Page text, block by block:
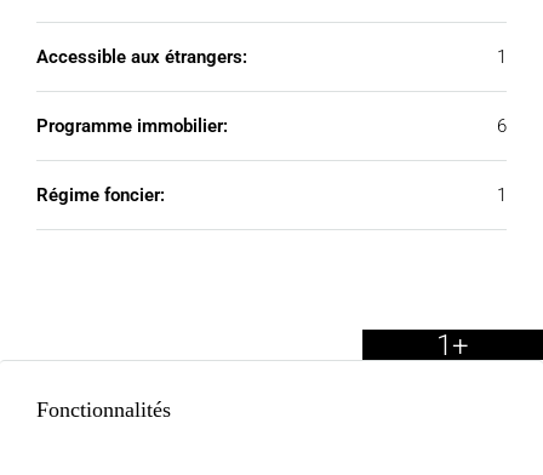
Accessible aux étrangers: 1
Programme immobilier: 6
Régime foncier: 1
1+
Fonctionnalités